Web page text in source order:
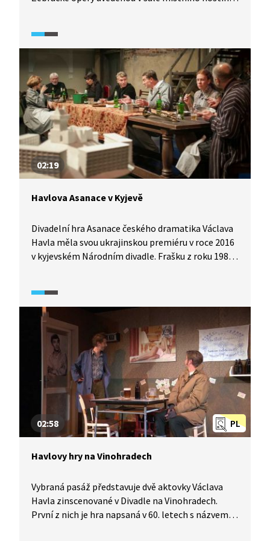
živě pamatují. Jak se podařilo premiéru
02:19
Havlova Asanace v Kyjevě
Divadelní hra Asanace českého dramatika Václava
Havla měla svou ukrajinskou premiéru v roce 2016
v kyjevském Národním divadle. Frašku z roku 1987
Představení připomíná nedožitou osmdesátku
dramatika a význam hry se neztratil ani
v překladu. Ukrajinská zkušenost s totalitou není
přece jen tolik odlišná od té naší.
PL
02:58
Havlovy hry na Vinohradech
Vybraná pasáž představuje dvě aktovky Václava
Havla zinscenované v Divadle na Vinohradech.
První z nich je hra napsaná v 60. letech s názvem